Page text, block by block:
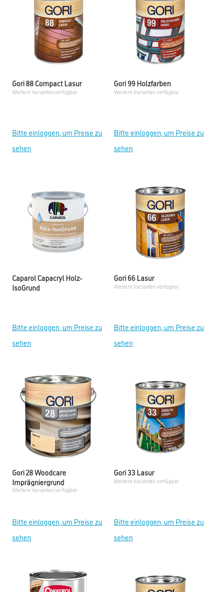
Gori 88 Compact Lasur
Weitere Varianten verfügbar
Bitte einloggen, um Preise zu
sehen
Gori 99 Holzfarben
Weitere Varianten verfügbar
Bitte einloggen, um Preise zu
sehen
Caparol Capacryl Holz-
IsoGrund
Bitte einloggen, um Preise zu
sehen
Gori 66 Lasur
Weitere Varianten verfügbar
Bitte einloggen, um Preise zu
sehen
Gori 28 Woodcare
Imprägniergrund
Weitere Varianten verfügbar
Bitte einloggen, um Preise zu
sehen
Gori 33 Lasur
Weitere Varianten verfügbar
Bitte einloggen, um Preise zu
sehen